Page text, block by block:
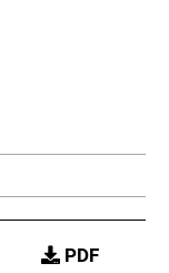
PDF